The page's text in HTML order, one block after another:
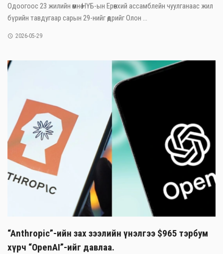
Одоогоос 23 жилийн өмнө НҮБ-ын Ерөнхий ассамблейн чуулганаас жил
бүрийн тавдугаар сарын 29-нийг өдрийг Олон ...
2026-05-29
“Anthropic”-ийн зах зээлийн үнэлгээ $965 тэрбум
хүрч “OpenAI”-ийг давлаа.